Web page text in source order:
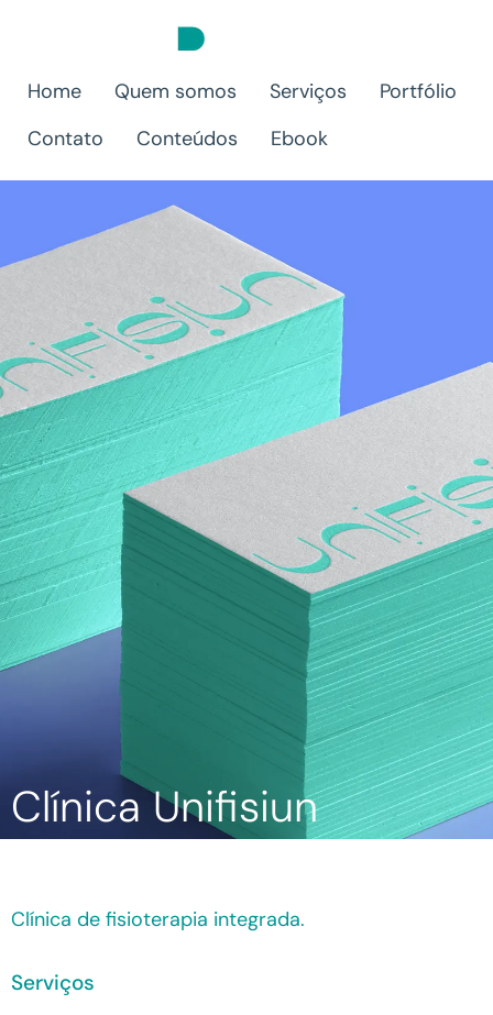
Home Quem somos Serviços
Portfólio
Contato
Conteúdos Ebook
Clínica Unifisiun
Clínica de fisioterapia integrada.
Serviços